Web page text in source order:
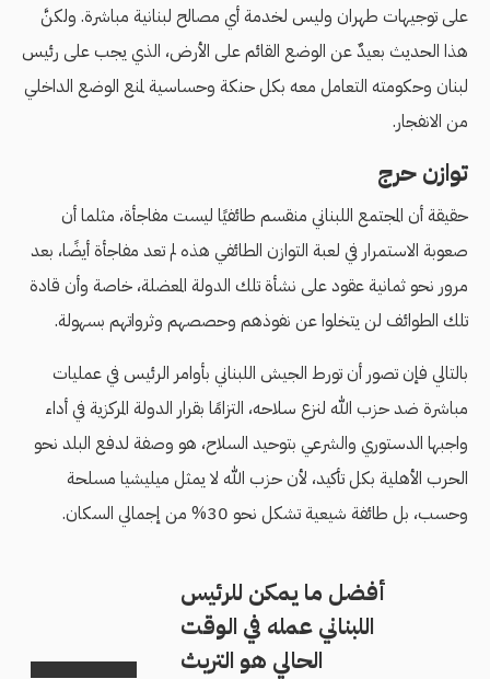
على توجيهات طهران وليس لخدمة أي مصالح لبنانية مباشرة. ولكنَّ
هذا الحديث بعيدٌ عن الوضع القائم على الأرض، الذي يجب على رئيس
لبنان وحكومته التعامل معه بكل حنكة وحساسية لمنع الوضع الداخلي
من الانفجار.
توازن حرج
حقيقة أن المجتمع اللبناني منقسم طائفيًا ليست مفاجأة، مثلما أن
صعوبة الاستمرار في لعبة التوازن الطائفي هذه لم تعد مفاجأة أيضًا، بعد
مرور نحو ثمانية عقود على نشأة تلك الدولة المعضلة، خاصة وأن قادة
تلك الطوائف لن يتخلوا عن نفوذهم وحصصهم وثرواتهم بسهولة.
بالتالي فإن تصور أن تورط الجيش اللبناني بأوامر الرئيس في عمليات
مباشرة ضد حزب الله لنزع سلاحه، التزامًا بقرار الدولة المركزية في أداء
واجبها الدستوري والشرعي بتوحيد السلاح، هو وصفة لدفع البلد نحو
الحرب الأهلية بكل تأكيد، لأن حزب الله لا يمثل ميليشيا مسلحة
وحسب، بل طائفة شيعية تشكل نحو 30% من إجمالي السكان.
أفضل ما يمكن للرئيس
اللبناني عمله في الوقت
الحالي هو التريث